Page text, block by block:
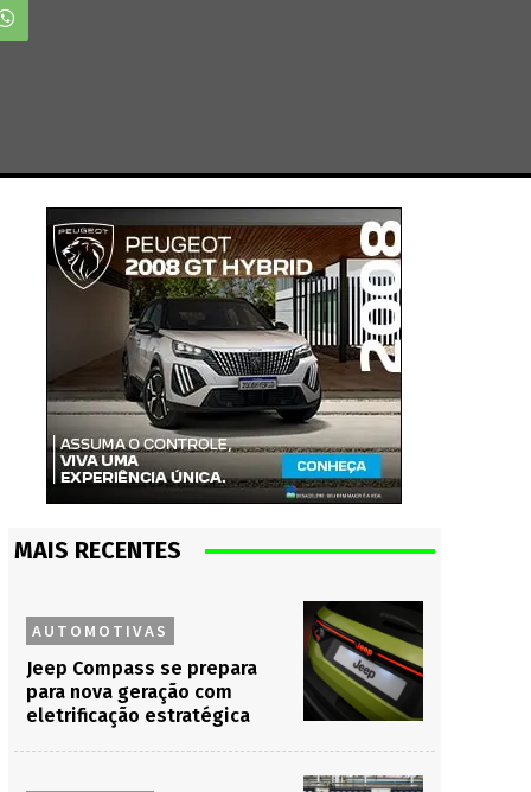
MAIS RECENTES
AUTOMOTIVAS
Jeep Compass se prepara
para nova geração com
eletrificação estratégica